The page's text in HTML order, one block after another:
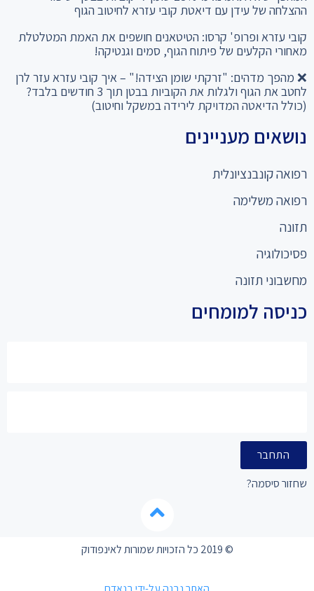
ההצלחה של עידן עם דיאטת קובי עזרא לחיטוב הגוף
קובי עזרא ופרופ' קרסו: הטיטאנים חושפים את האמת המטלטלת
מאחורי הקלעים של פיתוח הגוף, סמים וגנטיקה!
❌ מהפך מדהים: "זרקתי שומן הצידה!" – איך קובי עזרא עזר לרן
לחטב את הגוף ולגלות את הקוביות בבטן תוך 3 חודשים בלבד?
(כולל הדיאטה המדויקת לירידה במשקל וחיטוב)
נושאים מעניינים
רפואה קונבנציונלית
רפואה משלימה
תזונה
פסיכולוגיה
מחשבוני תזונה
כניסה למומחים
התחבר
שחזור סיסמה?
© 2019 כל הזכויות שמורות לאינפודוק